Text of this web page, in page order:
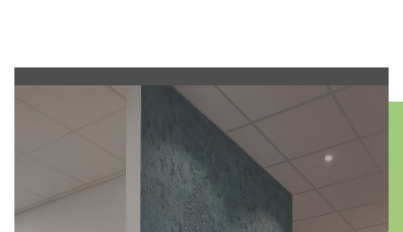
Entdecken Sie die Kunst der
Wandgestaltung in Ihrem Zuhause! Unsere
Expertise bietet vielfältige Optionen für ein